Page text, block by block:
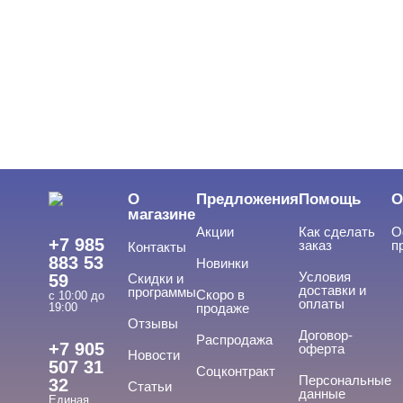
+7 985
883 53
59
с 10:00 до
19:00
+7 905
507 31
32
Единая
О
магазине
Контакты
Скидки и
программы
Отзывы
Новости
Статьи
Предложения
Акции
Новинки
Скоро в
продаже
Распродажа
Соцконтракт
Помощь
Как сделать
заказ
Условия
доставки и
оплаты
Договор-
оферта
Персональные
данные